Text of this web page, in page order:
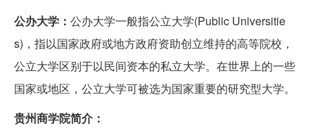
公办大学： 公办大学一般指公立大学(Public Universitie
s)，指以国家政府或地方政府资助创立维持的高等院校，
公立大学区别于以民间资本的私立大学。在世界上的一些
国家或地区，公立大学可被选为国家重要的研究型大学。
贵州商学院简介：